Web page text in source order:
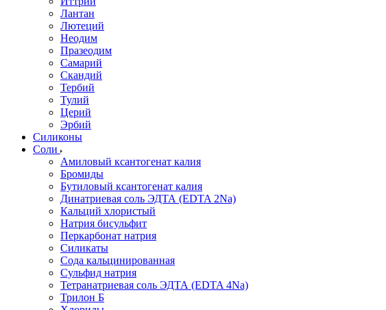
Лантан
Лютеций
Неодим
Празеодим
Самарий
Скандий
Тербий
Тулий
Церий
Эрбий
Силиконы
Соли
Амиловый ксантогенат калия
Бромиды
Бутиловый ксантогенат калия
Динатриевая соль ЭДТА (EDTA 2Na)
Кальций хлористый
Натрия бисульфит
Перкарбонат натрия
Силикаты
Сода кальцинированная
Сульфид натрия
Тетранатриевая соль ЭДТА (EDTA 4Na)
Трилон Б